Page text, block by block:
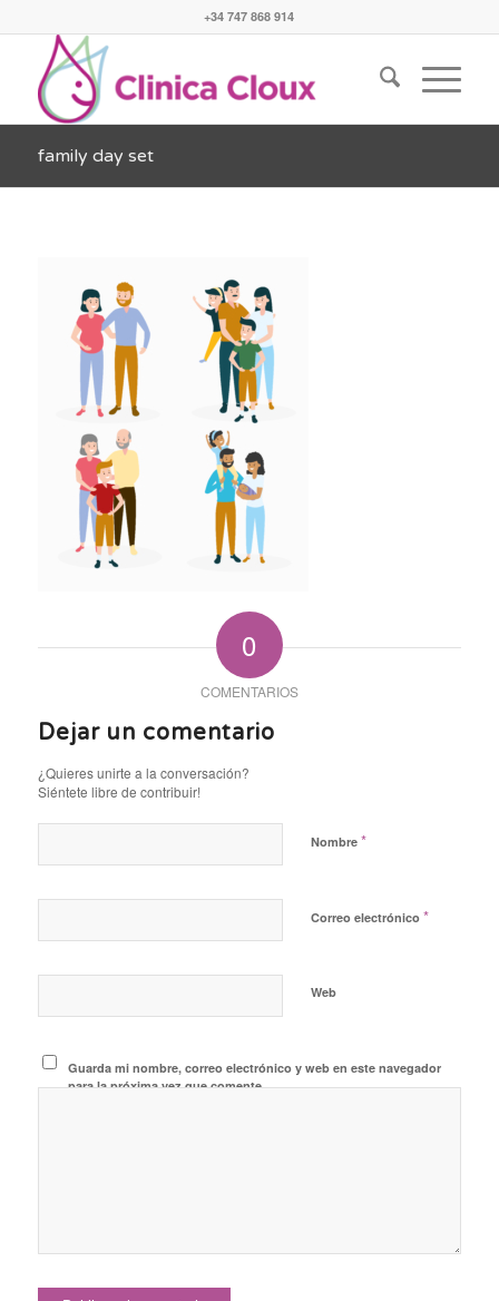
+34 747 868 914
family day set
0
COMENTARIOS
Dejar un comentario
¿Quieres unirte a la conversación?
Siéntete libre de contribuir!
Nombre *
Correo electrónico *
Web
Guarda mi nombre, correo electrónico y web en este navegador
para la próxima vez que comente.